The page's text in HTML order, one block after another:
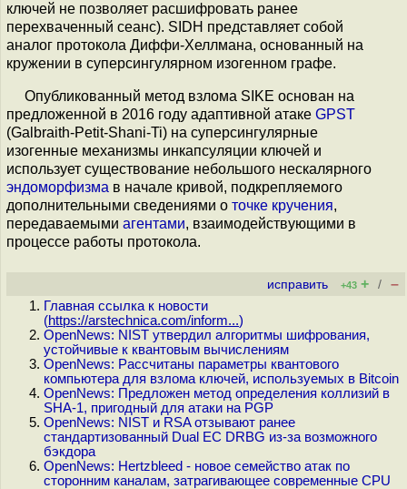
ключей не позволяет расшифровать ранее
перехваченный сеанс). SIDH представляет собой
аналог протокола Диффи-Хеллмана, основанный на
кружении в суперсингулярном изогенном графе.
Опубликованный метод взлома SIKE основан на
предложенной в 2016 году адаптивной атаке GPST
(Galbraith-Petit-Shani-Ti) на суперсингулярные
изогенные механизмы инкапсуляции ключей и
использует существование небольшого нескалярного
эндоморфизма в начале кривой, подкрепляемого
дополнительными сведениями о точке кручения,
передаваемыми агентами, взаимодействующими в
процессе работы протокола.
исправить +43 + / –
Главная ссылка к новости
(https://arstechnica.com/inform...)
OpenNews: NIST утвердил алгоритмы шифрования,
устойчивые к квантовым вычислениям
OpenNews: Рассчитаны параметры квантового
компьютера для взлома ключей, используемых в Bitcoin
OpenNews: Предложен метод определения коллизий в
SHA-1, пригодный для атаки на PGP
OpenNews: NIST и RSA отзывают ранее
стандартизованный Dual EC DRBG из-за возможного
бэкдора
OpenNews: Hertzbleed - новое семейство атак по
сторонним каналам, затрагивающее современные CPU